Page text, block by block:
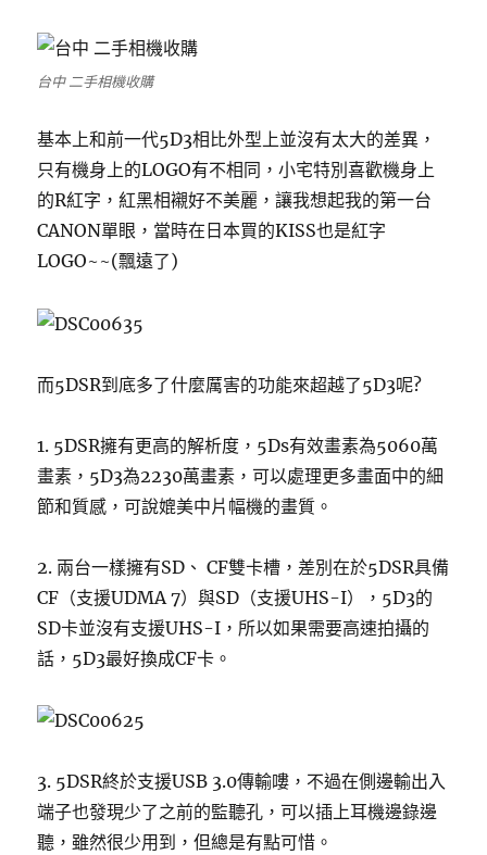
台中 二手相機收購
基本上和前一代5D3相比外型上並沒有太大的差異，
只有機身上的LOGO有不相同，小宅特別喜歡機身上
的R紅字，紅黑相襯好不美麗，讓我想起我的第一台
CANON單眼，當時在日本買的KISS也是紅字
LOGO~~(飄遠了)
而5DSR到底多了什麼厲害的功能來超越了5D3呢?
1. 5DSR擁有更高的解析度，5Ds有效畫素為5060萬
畫素，5D3為2230萬畫素，可以處理更多畫面中的細
節和質感，可說媲美中片幅機的畫質。
2. 兩台一樣擁有SD、 CF雙卡槽，差別在於5DSR具備
CF（支援UDMA 7）與SD（支援UHS-I），5D3的
SD卡並沒有支援UHS-I，所以如果需要高速拍攝的
話，5D3最好換成CF卡。
3. 5DSR終於支援USB 3.0傳輸嘍，不過在側邊輸出入
端子也發現少了之前的監聽孔，可以插上耳機邊錄邊
聽，雖然很少用到，但總是有點可惜。